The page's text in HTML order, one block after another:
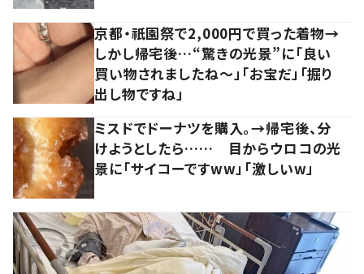
京都・祇園祭で2,000円で買った着物→
しかし帰宅後…“驚きの光景”に「良い
買い物されましたね～」「お宝だ」「掘り
出し物ですね」
ミスドでドーナツを購入。→帰宅後、分
けようとしたら…… 目からウロコの光
景に「サイコーですww」「激しいw」